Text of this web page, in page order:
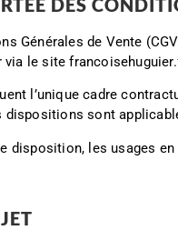
Générales de Vente
via le site
l’unique cadre
dispositions sont
disposition, les usages